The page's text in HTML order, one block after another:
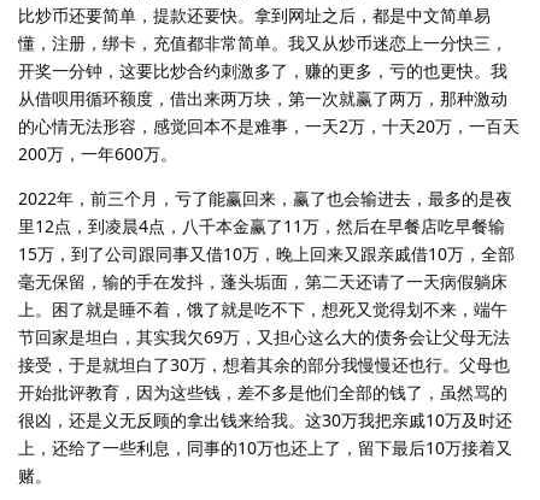
比炒币还要简单，提款还要快。拿到网址之后，都是中文简单易
懂，注册，绑卡，充值都非常简单。我又从炒币迷恋上一分快三，
开奖一分钟，这要比炒合约刺激多了，赚的更多，亏的也更快。我
从借呗用循环额度，借出来两万块，第一次就赢了两万，那种激动
的心情无法形容，感觉回本不是难事，一天2万，十天20万，一百天
200万，一年600万。
2022年，前三个月，亏了能赢回来，赢了也会输进去，最多的是夜
里12点，到凌晨4点，八千本金赢了11万，然后在早餐店吃早餐输
15万，到了公司跟同事又借10万，晚上回来又跟亲戚借10万，全部
毫无保留，输的手在发抖，蓬头垢面，第二天还请了一天病假躺床
上。困了就是睡不着，饿了就是吃不下，想死又觉得划不来，端午
节回家是坦白，其实我欠69万，又担心这么大的债务会让父母无法
接受，于是就坦白了30万，想着其余的部分我慢慢还也行。父母也
开始批评教育，因为这些钱，差不多是他们全部的钱了，虽然骂的
很凶，还是义无反顾的拿出钱来给我。这30万我把亲戚10万及时还
上，还给了一些利息，同事的10万也还上了，留下最后10万接着又
赌。